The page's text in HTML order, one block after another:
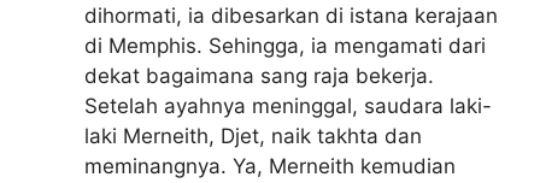
dihormati, ia dibesarkan di istana kerajaan
di Memphis. Sehingga, ia mengamati dari
dekat bagaimana sang raja bekerja.
Setelah ayahnya meninggal, saudara laki-
laki Merneith, Djet, naik takhta dan
meminangnya. Ya, Merneith kemudian